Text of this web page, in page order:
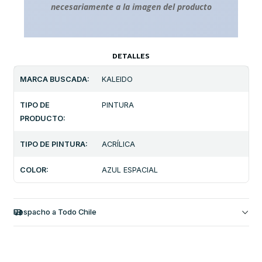
necesariamente a la imagen del producto
DETALLES
MARCA BUSCADA: KALEIDO
TIPO DE
PRODUCTO:
PINTURA
TIPO DE PINTURA: ACRÍLICA
COLOR: AZUL ESPACIAL
Despacho a Todo Chile